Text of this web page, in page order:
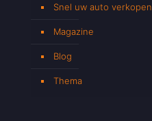
Snel uw auto verkopen
Magazine
Blog
Thema